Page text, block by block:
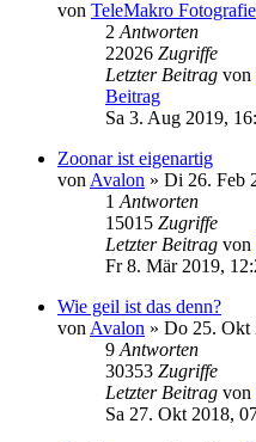
von TeleMakro Fotografie
2 Antworten
22026 Zugriffe
Letzter Beitrag von
Beitrag
Sa 3. Aug 2019,
Zoonar ist eigenartig
von Avalon » Di 26. Feb
1 Antworten
15015 Zugriffe
Letzter Beitrag von
Fr 8. Mär 2019,
Wie geil ist das denn?
von Avalon » Do 25. Okt
9 Antworten
30353 Zugriffe
Letzter Beitrag von
Sa 27. Okt 2018,